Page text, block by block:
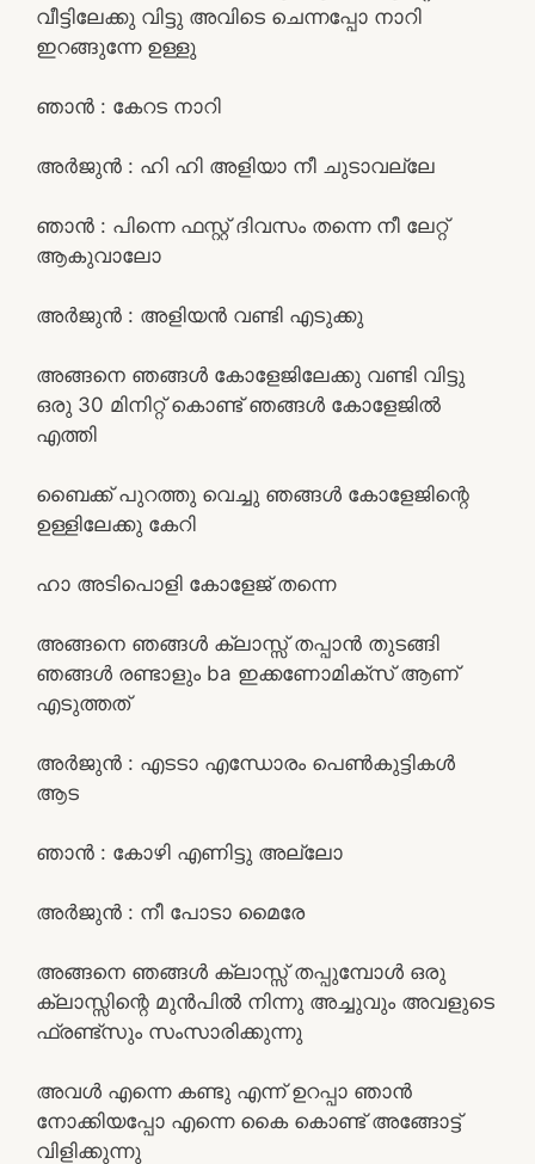
വീട്ടിലേക്കു വിട്ടു അവിടെ ചെന്നപ്പോ നാറി
ഇറങ്ങുന്നേ ഉള്ളു
ഞാൻ : കേറട നാറി
അർജുൻ : ഹി ഹി അളിയാ നീ ചുടാവല്ലേ
ഞാൻ : പിന്നെ ഫസ്റ്റ് ദിവസം തന്നെ നീ ലേറ്റ്
ആകുവാലോ
അർജുൻ : അളിയൻ വണ്ടി എടുക്കു
അങ്ങനെ ഞങ്ങൾ കോളേജിലേക്കു വണ്ടി വിട്ടു
ഒരു 30 മിനിറ്റ് കൊണ്ട് ഞങ്ങൾ കോളേജിൽ
എത്തി
ബൈക്ക് പുറത്തു വെച്ചു ഞങ്ങൾ കോളേജിന്റെ
ഉള്ളിലേക്കു കേറി
ഹാ അടിപൊളി കോളേജ് തന്നെ
അങ്ങനെ ഞങ്ങൾ ക്ലാസ്സ്‌ തപ്പാൻ തുടങ്ങി
ഞങ്ങൾ രണ്ടാളും ba ഇക്കണോമിക്സ് ആണ്
എടുത്തത്
അർജുൻ : എടടാ എന്ധോരം പെൺകുട്ടികൾ
ആട
ഞാൻ : കോഴി എണിട്ടു അല്ലോ
അർജുൻ : നീ പോടാ മൈരേ
അങ്ങനെ ഞങ്ങൾ ക്ലാസ്സ്‌ തപ്പുമ്പോൾ ഒരു
ക്ലാസ്സിന്റെ മുൻപിൽ നിന്നു അച്ചുവും അവളുടെ
ഫ്രണ്ട്സും സംസാരിക്കുന്നു
അവൾ എന്നെ കണ്ടു എന്ന് ഉറപ്പാ ഞാൻ
നോക്കിയപ്പോ എന്നെ കൈ കൊണ്ട് അങ്ങോട്ട്‌
വിളിക്കുന്നു